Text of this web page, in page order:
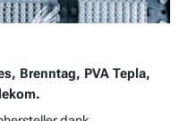
Brenntag, PVA Tepla,